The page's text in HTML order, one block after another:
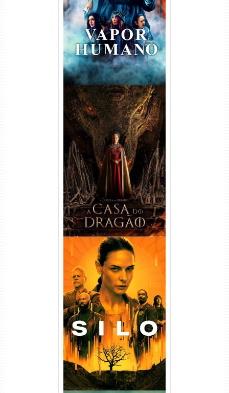
Torrent (2026) WEB-DL 1080p
Dual Áudio
A Casa do Dragão 1ª
Temporada Torrent (2022)
WEB-DL 720p/1080p Dual
Áudio
Silo 1ª Temporada Torrent
(2023) WEB-DL
720p/1080p/4K Dual Áudio